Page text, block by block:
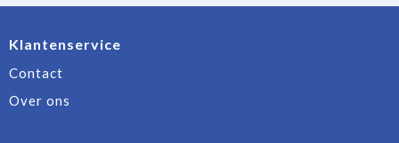
Klantenservice
Contact
Over ons